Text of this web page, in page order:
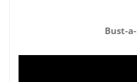
Bust-